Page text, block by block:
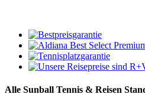
Alle Sunball Tennis & Reisen